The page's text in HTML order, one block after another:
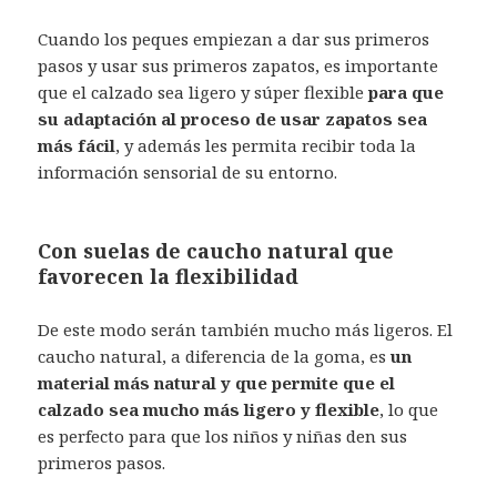
Cuando los peques empiezan a dar sus primeros
pasos y usar sus primeros zapatos, es importante
que el calzado sea ligero y súper flexible para que
su adaptación al proceso de usar zapatos sea
más fácil, y además les permita recibir toda la
información sensorial de su entorno.
Con suelas de caucho natural que
favorecen la flexibilidad
De este modo serán también mucho más ligeros. El
caucho natural, a diferencia de la goma, esun
material más natural y que permite que el
calzado sea mucho más ligero y flexible, lo que
es perfecto para que los niños y niñas den sus
primeros pasos.